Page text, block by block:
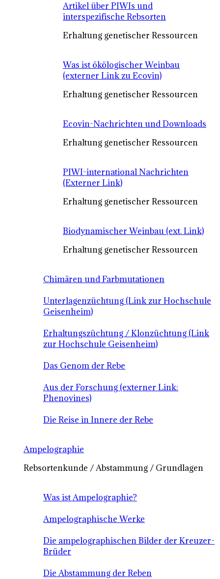
Artikel über PIWIs und
interspezifische Rebsorten
Erhaltung genetischer Ressourcen
Was ist ökölogischer Weinbau
(externer Link zu Ecovin)
Erhaltung genetischer Ressourcen
Ecovin-Nachrichten und Downloads
Erhaltung genetischer Ressourcen
PIWI-international Nachrichten
(Externer Link)
Erhaltung genetischer Ressourcen
Biodynamischer Weinbau (ext. Link)
Erhaltung genetischer Ressourcen
Chimären und Farbmutationen
Unterlagenzüchtung (Link zur Hochschule
Geisenheim)
Erhaltungszüchtung / Klonzüchtung (Link
zur Hochschule Geisenheim)
Das Genom der Rebe
Aus der Forschung (externer Link:
Phenovines)
Die Reise in Innere der Rebe
Ampelographie
Rebsortenkunde / Abstammung / Grundlagen
Was ist Ampelographie?
Ampelographische Werke
Die ampelographischen Bilder der Kreuzer-
Brüder
Die Abstammung der Reben